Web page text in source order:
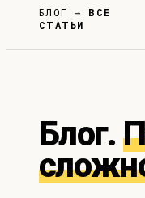
БЛОГ → ВСЕ
СТАТЬИ
Блог.